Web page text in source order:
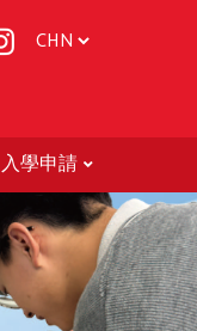
入學申請